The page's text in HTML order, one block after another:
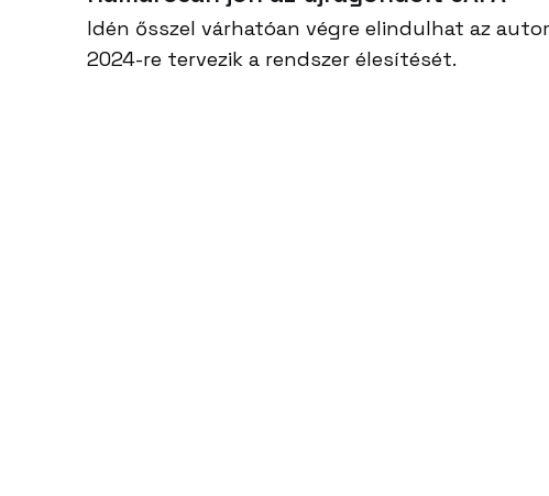
Idén ősszel várhatóan végre elindulhat az
2024-re tervezik a rendszer élesítését.